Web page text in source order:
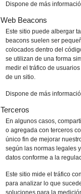
Dispone de más
Web Beacons
Este sitio puede albergar
beacons suelen ser
colocados dentro del
se utilizan de una forma
medir el tráfico de
de un sitio.
Dispone de más
Terceros
En algunos casos,
o agregada con terceros
único fin de mejorar
según las normas legales
datos conforme a la
Este sitio mide el tráfico
para analizar lo que